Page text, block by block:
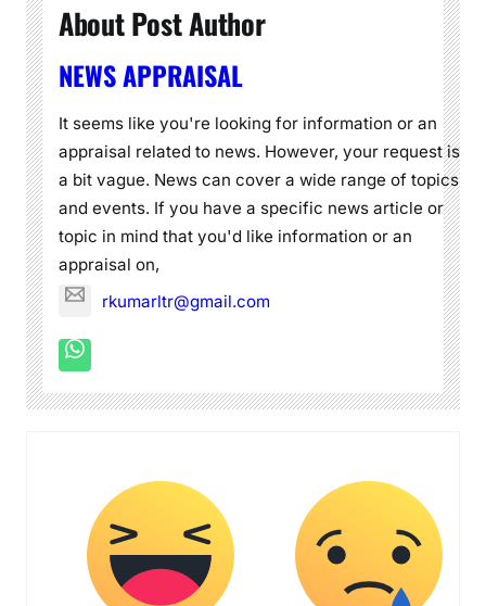
About Post Author
NEWS APPRAISAL
It seems like you're looking for information or an
appraisal related to news. However, your request is
a bit vague. News can cover a wide range of topics
and events. If you have a specific news article or
topic in mind that you'd like information or an
appraisal on,
rkumarltr@gmail.com